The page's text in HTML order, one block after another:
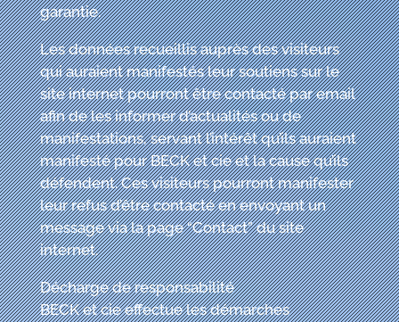
garantie.
Les données recueillis auprès des visiteurs
qui auraient manifestés leur soutiens sur le
site internet pourront être contacté par email
afin de les informer d’actualités ou de
manifestations, servant l’intérêt qu’ils auraient
manifesté pourBECKet cieet la cause qu’ils
défendent. Ces visiteurs pourront manifester
leur refus d’être contacté en envoyant un
message via la page “Contact” du site
internet.
Décharge de responsabilité
BECKet cieeffectue les démarches